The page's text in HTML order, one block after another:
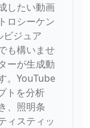
したい動画
ロシーケン
ビジュア
も構いませ
ーが生成動
。YouTube
トを分析
、照明条
ィスティッ